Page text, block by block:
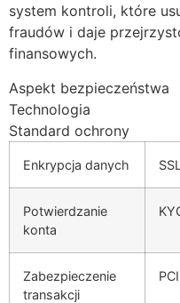
panel
panel
panel
panel
panel
panel
panel
panel
system kontroli, które
fraudów i daje
finansowych.
Aspekt bezpieczeństwa
Technologia
Standard ochrony
Enkrypcja danych
Potwierdzanie
konta
Zabezpieczenie
transakcji